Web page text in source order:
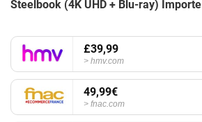
Steelbook (4K UHD + Blu-ray) Importe
£39,99
hmv.com
49,99€
fnac.com